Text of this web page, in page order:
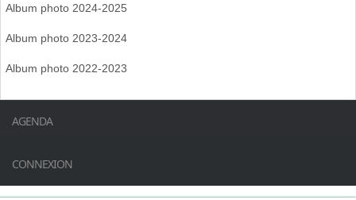
Album photo 2024-2025
Album photo 2023-2024
Album photo 2022-2023
AGENDA
CONNEXION